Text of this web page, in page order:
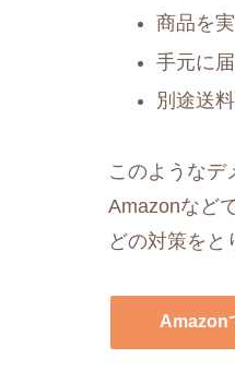
商品を
手元に
別途送
このようなデ
Amazonなど
どの対策をと
Amazon